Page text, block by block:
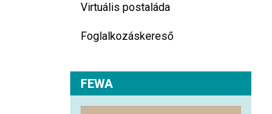
Virtuális postaláda
Foglalkozáskereső
FEWA